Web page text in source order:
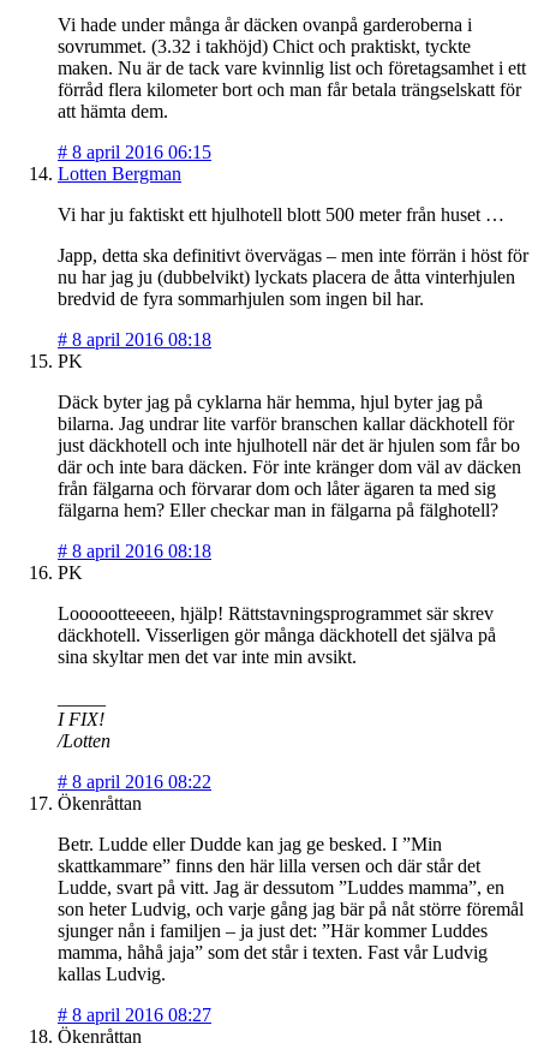
Vi hade under många år däcken ovanpå garderoberna i
sovrummet. (3.32 i takhöjd) Chict och praktiskt, tyckte
maken. Nu är de tack vare kvinnlig list och företagsamhet i ett
förråd flera kilometer bort och man får betala trängselskatt för
att hämta dem.
# 8 april 2016 06:15
Lotten Bergman
Vi har ju faktiskt ett hjulhotell blott 500 meter från huset …
Japp, detta ska definitivt övervägas – men inte förrän i höst för
nu har jag ju (dubbelvikt) lyckats placera de åtta vinterhjulen
bredvid de fyra sommarhjulen som ingen bil har.
# 8 april 2016 08:18
PK
Däck byter jag på cyklarna här hemma, hjul byter jag på
bilarna. Jag undrar lite varför branschen kallar däckhotell för
just däckhotell och inte hjulhotell när det är hjulen som får bo
där och inte bara däcken. För inte kränger dom väl av däcken
från fälgarna och förvarar dom och låter ägaren ta med sig
fälgarna hem? Eller checkar man in fälgarna på fälghotell?
# 8 april 2016 08:18
PK
Loooootteeeen, hjälp! Rättstavningsprogrammet sär skrev
däckhotell. Visserligen gör många däckhotell det själva på
sina skyltar men det var inte min avsikt.
I FIX!
/Lotten
# 8 april 2016 08:22
Ökenråttan
Betr. Ludde eller Dudde kan jag ge besked. I ”Min
skattkammare” finns den här lilla versen och där står det
Ludde, svart på vitt. Jag är dessutom ”Luddes mamma”, en
son heter Ludvig, och varje gång jag bär på nåt större föremål
sjunger nån i familjen – ja just det: ”Här kommer Luddes
mamma, håhå jaja” som det står i texten. Fast vår Ludvig
kallas Ludvig.
# 8 april 2016 08:27
Ökenråttan